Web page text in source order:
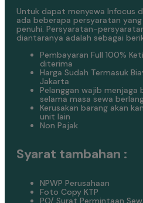
Untuk dapat menyewa Infocus
ada beberapa persyaratan
penuhi. Persyaratan-
diantaranya adalah sebagai
Pembayaran Full 100%
diterima
Harga Sudah Termasuk
Jakarta
Pelanggan wajib menjaga
selama masa sewa
Kerusakan barang akan
unit lain
Non Pajak
Syarat tambahan :
NPWP Perusahaan
Foto Copy KTP
PO/ Surat Permintaan